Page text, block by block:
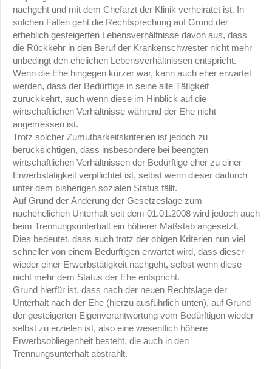
nachgeht und mit dem Chefarzt der Klinik verheiratet ist. In
solchen Fällen geht die Rechtsprechung auf Grund der
erheblich gesteigerten Lebensverhältnisse davon aus, dass
die Rückkehr in den Beruf der Krankenschwester nicht mehr
unbedingt den ehelichen Lebensverhältnissen entspricht.
Wenn die Ehe hingegen kürzer war, kann auch eher erwartet
werden, dass der Bedürftige in seine alte Tätigkeit
zurückkehrt, auch wenn diese im Hinblick auf die
wirtschaftlichen Verhältnisse während der Ehe nicht
angemessen ist.
Trotz solcher Zumutbarkeitskriterien ist jedoch zu
berücksichtigen, dass insbesondere bei beengten
wirtschaftlichen Verhältnissen der Bedürftige eher zu einer
Erwerbstätigkeit verpflichtet ist, selbst wenn dieser dadurch
unter dem bisherigen sozialen Status fällt.
Auf Grund der Änderung der Gesetzeslage zum
nachehelichen Unterhalt seit dem 01.01.2008 wird jedoch auch
beim Trennungsunterhalt ein höherer Maßstab angesetzt.
Dies bedeutet, dass auch trotz der obigen Kriterien nun viel
schneller von einem Bedürftigen erwartet wird, dass dieser
wieder einer Erwerbstätigkeit nachgeht, selbst wenn diese
nicht mehr dem Status der Ehe entspricht.
Grund hierfür ist, dass nach der neuen Rechtslage der
Unterhalt nach der Ehe (hierzu ausführlich unten), auf Grund
der gesteigerten Eigenverantwortung vom Bedürftigen wieder
selbst zu erzielen ist, also eine wesentlich höhere
Erwerbsobliegenheit besteht, die auch in den
Trennungsunterhalt abstrahlt.